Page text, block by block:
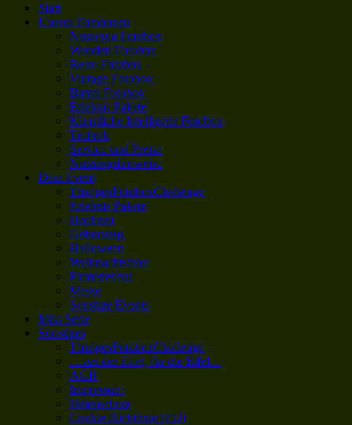
Start
Unsere Fotoboxen
Nostalgia Fotobox
Wooden Fotobox
Retro Fotobox
Vintage Fotobox
Barrel Fotobox
Erlebnis Pakete
Künstliche Intelligenz Fotobox
Technik
Service und Preise
Nutzungshinweise
Dein Event
ThielgesFotoboxChallenge
Erlebnis Pakete
Hochzeit
Geburtstag
Halloween
Weihnachtsfeier
Firmenevent
Messe
Sonstige Events
Miss Serie
Sonstiges
ThielgesFotoboxChallenge
…aus der Eifel, für die Eifel…
AGB
Impressum
Datenschutz
Cookie-Richtlinie (EU)